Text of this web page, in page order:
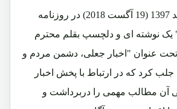
امروز مورخ 24 اسد 1397 (19 آگست 2018) در روزنامه
نوشته ای و دلچسپ بقلم محترم
تحت عنوان "اخبار جعلی، دشمن مردم و
کرد که در ارتباط با پخش اخبار
آن مطالب مهمی را دربرداشت و